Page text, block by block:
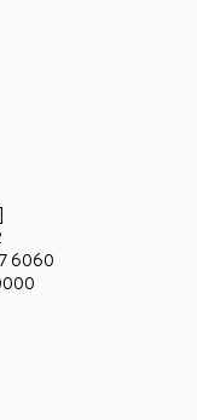
6060